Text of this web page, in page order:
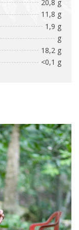
20,8 g
11,8 g
1,9 g
g
18,2 g
<0,1 g